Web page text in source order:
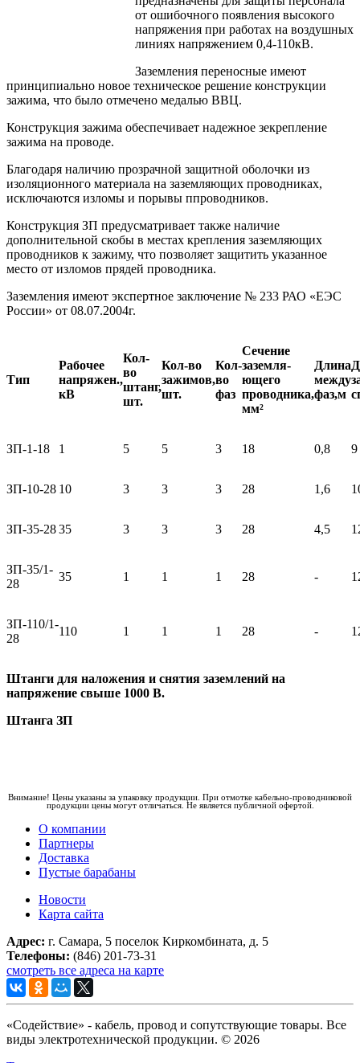
от ошибочного появления высокого
напряжения при работах на воздушных
линиях напряжением 0,4-110кВ.
Заземления переносные имеют
принципиально новое техническое решение конструкции
зажима, что было отмечено медалью ВВЦ.
Конструкция зажима обеспечивает надежное зекрепление
зажима на проводе.
Благодаря наличию прозрачной защитной оболочки из
изоляционного материала на заземляющих проводниках,
исключаются изломы и порывы ппроводников.
Конструкция ЗП предусматривает также наличие
дополнительной скобы в местах крепления заземляющих
проводников к зажиму, что позволяет защитить указанное
место от изломов прядей проводника.
Заземления имеют экспертное заключение № 233 РАО «ЕЭС
России» от 08.07.2004г.
Тип
Рабочее
напряжен.,
кВ
Кол-
во
штанг,
шт.
Кол-во
зажимов,
шт.
Кол-
во
фаз
Сечение
заземля-
ющего
проводника,
мм²
Длина
между
фаз,м
ЗП-1-18 1 5 5 3 18 0,8 9
ЗП-10-28 10 3 3 3 28 1,6
ЗП-35-2835 3 3 3 28 4,5
ЗП-35/1-
28
35 1 1 1 28 -
ЗП-110/1-
28
110 1 1 1 28 -
Штанги для наложения и снятия заземлений на
напряжение свыше 1000 В.
Штанга ЗП
Внимание! Цены указаны за упаковку продукции. При отмотке кабельно-проводниковой
продукции цены могут отличаться. Не является публичной офертой.
О компании
Партнеры
Доставка
Пустые барабаны
Новости
Карта сайта
Адрес: г. Самара, 5 поселок Киркомбината, д. 5
Телефоны: (846) 201-73-31
смотреть все адреса на карте
«Содействие» - кабель, провод и сопутствующие товары. Все
виды электротехнической продукции. © 2026